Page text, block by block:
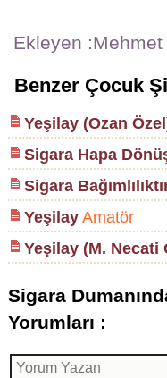
Ekleyen
Benzer Çocuk
Yeşilay (Ozan
Sigara Hapa
Sigara
YeşilayAmatör
Yeşilay (M. Necati
Sigara
Yorumları :